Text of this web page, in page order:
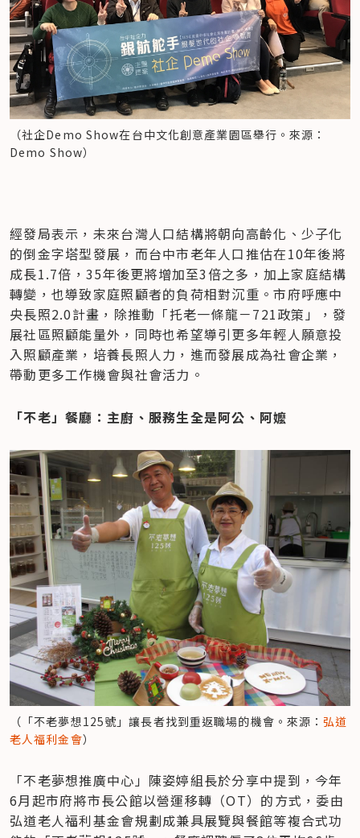
（社企Demo Show在台中文化創意產業園區舉行。來源：
Demo Show）
經發局表示，未來台灣人口結構將朝向高齡化、少子化
的倒金字塔型發展，而台中市老年人口推估在10年後將
成長1.7倍，35年後更將增加至3倍之多，加上家庭結構
轉變，也導致家庭照顧者的負荷相對沉重。市府呼應中
央長照2.0計畫，除推動「托老一條龍－721政策」，發
展社區照顧能量外，同時也希望導引更多年輕人願意投
入照顧產業，培養長照人力，進而發展成為社會企業，
帶動更多工作機會與社會活力。
「不老」餐廳：主廚、服務生全是阿公、阿嬤
（「不老夢想125號」讓長者找到重返職場的機會。來源：弘道
老人福利金會）
「不老夢想推廣中心」陳姿婷組長於分享中提到，今年
6月起市府將市長公館以營運移轉（OT）的方式，委由
弘道老人福利基金會規劃成兼具展覽與餐館等複合式功